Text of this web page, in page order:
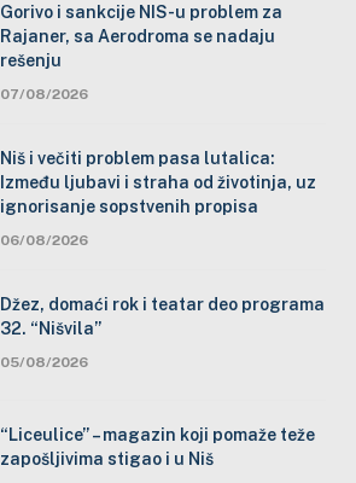
Gorivo i sankcije NIS-u problem za
Rajaner, sa Aerodroma se nadaju
rešenju
07/08/2026
Niš i večiti problem pasa lutalica:
Između ljubavi i straha od životinja, uz
ignorisanje sopstvenih propisa
06/08/2026
Džez, domaći rok i teatar deo programa
32. “Nišvila”
05/08/2026
“Liceulice” – magazin koji pomaže teže
zapošljivima stigao i u Niš